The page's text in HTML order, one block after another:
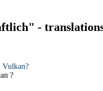
-
Vulkan?
?